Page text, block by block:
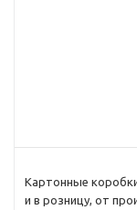
Картонные
и в розницу, от